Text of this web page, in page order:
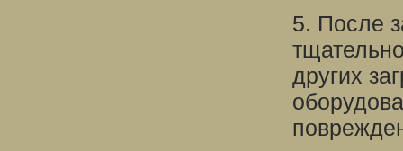
5. После
других